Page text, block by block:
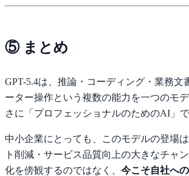
⑤ まとめ
GPT-5.4は、推論・コーディング・業務文
ーター操作という複数の能力を一つのモ
さに「プロフェッショナルのためのAI」で
中小企業にとっても、このモデルの登場
ト削減・サービス品質向上の大きなチャ
化を傍観するのではなく、 今こそ自社へ